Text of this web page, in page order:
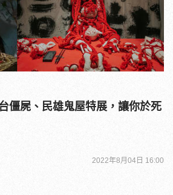
僵屍、民雄鬼屋特展，讓你於死
2022年8月04日 16:00